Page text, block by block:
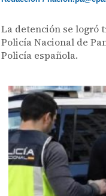
La detención se logró
Policía Nacional de
Policía española.